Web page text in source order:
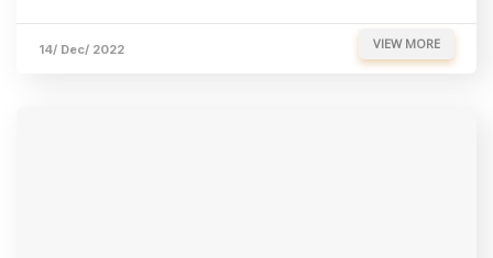
14/ Dec/ 2022 VIEW MORE